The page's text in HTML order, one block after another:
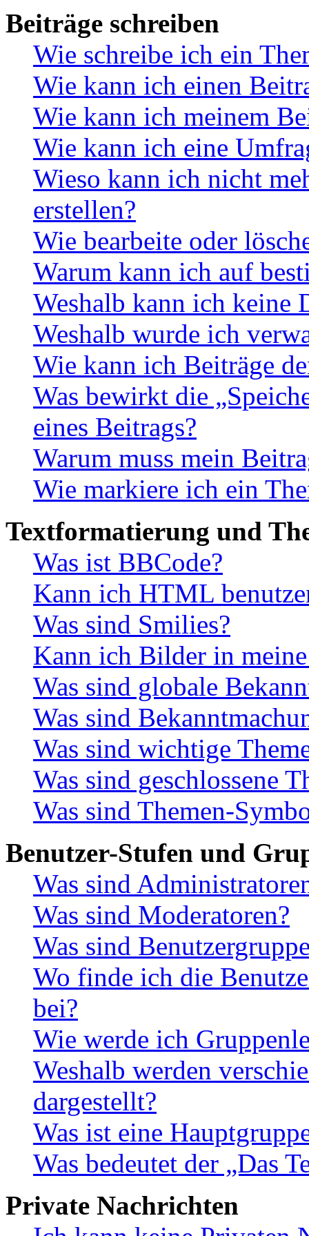
Beiträge schreiben
Wie schreibe ich ein
Wie kann ich einen
Wie kann ich meinem
Wie kann ich eine
Wieso kann ich nicht
erstellen?
Wie bearbeite oder
Warum kann ich auf
Weshalb kann ich keine
Weshalb wurde ich
Wie kann ich Beiträge
Was bewirkt die
eines Beitrags?
Warum muss mein
Wie markiere ich ein
Textformatierung und
Was ist BBCode?
Kann ich HTML
Was sind Smilies?
Kann ich Bilder in
Was sind globale
Was sind
Was sind wichtige
Was sind geschlossene
Was sind Themen-
Benutzer-Stufen und
Was sind
Was sind Moderatoren?
Was sind
Wo finde ich die
bei?
Wie werde ich
Weshalb werden
dargestellt?
Was ist eine
Was bedeutet der „Das
Private Nachrichten